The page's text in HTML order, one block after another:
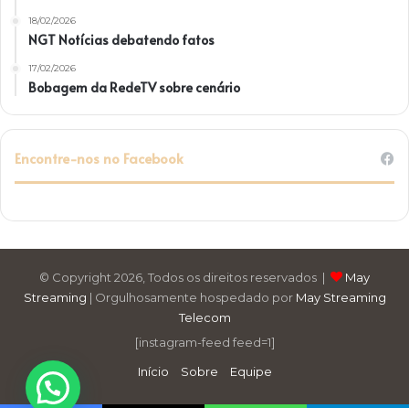
18/02/2026
NGT Notícias debatendo fatos
17/02/2026
Bobagem da RedeTV sobre cenário
Encontre-nos no Facebook
© Copyright 2026, Todos os direitos reservados |
May
Streaming | Orgulhosamente hospedado por May Streaming
Telecom
[instagram-feed feed=1]
Início
Sobre Equipe